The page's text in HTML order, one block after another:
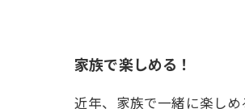
家族で楽しめる！
近年、家族で一緒に楽し